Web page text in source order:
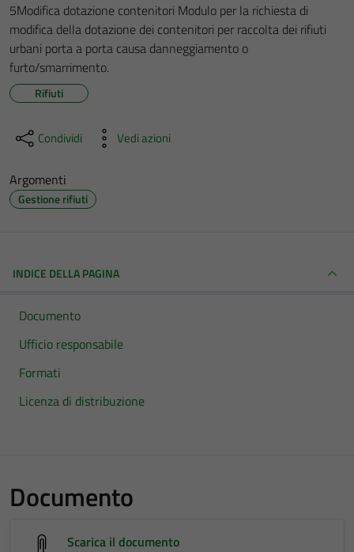
5Modifica dotazione contenitori Modulo per la richiesta di
modifica della dotazione dei contenitori per raccolta dei rifiuti
urbani porta a porta causa danneggiamento o
furto/smarrimento.
Rifiuti
Condividi Vedi azioni
Argomenti
Gestione rifiuti
INDICE DELLA PAGINA
Documento
Ufficio responsabile
Formati
Licenza di distribuzione
Documento
Scarica il documento